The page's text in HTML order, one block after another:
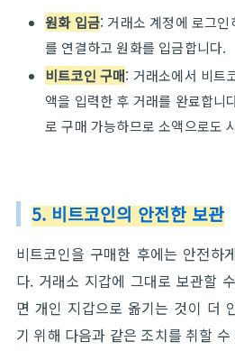
원화 입금: 거래소 계정에 로그
를 연결하고 원화를 입금합니다.
비트코인 구매: 거래소에서 비트
액을 입력한 후 거래를 완료합니
로 구매 가능하므로 소액으로도
5. 비트코인의 안전한 보관
비트코인을 구매한 후에는 안전하
다. 거래소 지갑에 그대로 보관할
면 개인 지갑으로 옮기는 것이 더
기 위해 다음과 같은 조치를 취할